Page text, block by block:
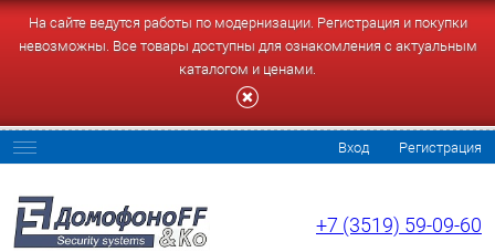
На сайте ведутся работы по модернизации. Регистрация и покупки
невозможны. Все товары доступны для ознакомления с актуальным
каталогом и ценами.
Вход Регистрация
+7 (3519) 59-09-60